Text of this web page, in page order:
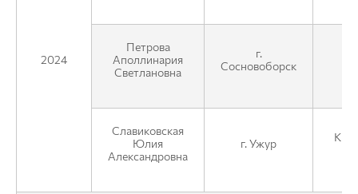
2024
Петрова
Аполлинария
Светлановна
г.
Сосновоборск
Славиковская
Юлия
Александровна
г. Ужур